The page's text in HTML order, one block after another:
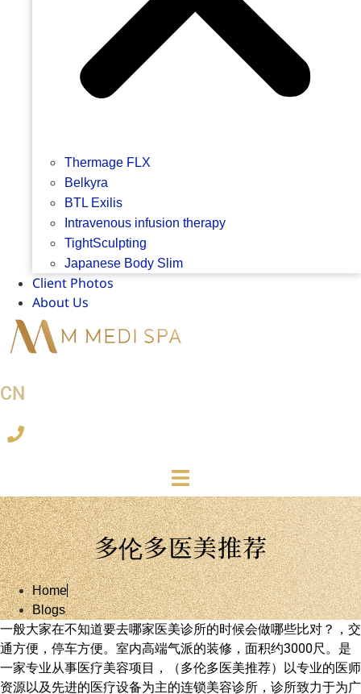
Thermage FLX
Belkyra
BTL Exilis
Intravenous infusion therapy
TightSculpting
Japanese Body Slim
Client Photos
About Us
CN
多伦多医美推荐
Home
Blogs
一般大家在不知道要去哪家医美诊所的时候会做哪些比对？，交
通方便，停车方便。室内高端气派的装修，面积约3000尺。是
一家专业从事医疗美容项目，（多伦多医美推荐）以专业的医师
资源以及先进的医疗设备为主的连锁美容诊所，诊所致力于为广